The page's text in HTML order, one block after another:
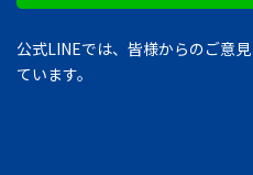
公式LINEでは、皆様からのご意
ています。